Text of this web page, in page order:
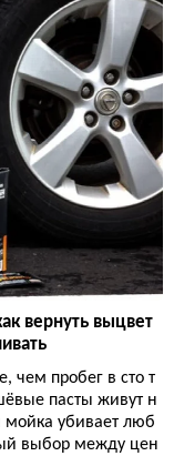
вернуть выцвет
чем пробег в сто т
пасты живут н
убивает люб
выбор между цен